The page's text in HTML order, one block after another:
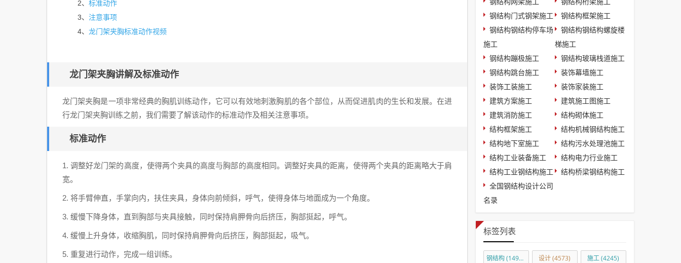
2、 标准动作
3、 注意事项
4、 龙门架夹胸标准动作视频
龙门架夹胸讲解及标准动作
龙门架夹胸是一项非常经典的胸肌训练动作，它可以有效地刺激胸肌的各个部位，从而促进肌肉的生长和发展。在进
行龙门架夹胸训练之前，我们需要了解该动作的标准动作及相关注意事项。
标准动作
1. 调整好龙门架的高度，使得两个夹具的高度与胸部的高度相同。调整好夹具的距离，使得两个夹具的距离略大于肩
宽。
2. 将手臂伸直，手掌向内，扶住夹具，身体向前倾斜，呼气，使得身体与地面成为一个角度。
3. 缓慢下降身体，直到胸部与夹具接触，同时保持肩胛骨向后挤压，胸部挺起，呼气。
4. 缓慢上升身体，收缩胸肌，同时保持肩胛骨向后挤压，胸部挺起，吸气。
5. 重复进行动作，完成一组训练。
钢结构门式钢架施工
钢结构框架施工
钢结构钢结构停车场
施工
钢结构钢结构螺旋楼
梯施工
钢结构蹦极施工
钢结构玻璃栈道施工
钢结构跳台施工
装饰幕墙施工
装饰工装施工
装饰家装施工
建筑方案施工
建筑施工图施工
建筑消防施工
结构砌体施工
结构框架施工
结构机械钢结构施工
结构地下室施工
结构污水处理池施工
结构工业装备施工
结构电力行业施工
结构工业钢结构施工
结构桥梁钢结构施工
全国钢结构设计公司
名录
标签列表
钢结构(14918) 设计(4573) 施工(4245)